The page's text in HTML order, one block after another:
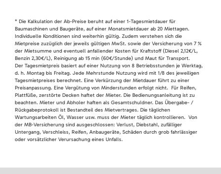
* Die Kalkulation der Ab-Preise beruht auf einer 1-Tagesmietdauer für
Baumaschinen und Baugeräte, auf einer Monatsmietdauer ab 20 Miettagen.
Individuelle Konditionen sind weiterhin gültig. Zudem verstehen sich die
Mietpreise zuzüglich der jeweils gültigen MwSt. sowie der Versicherung von 7 %
der Mietsumme und eventuell anfallender Kosten für Kraftstoff (Diesel 2,12€/L,
Benzin 2,30€/L), Reinigung ab 15 min (60€/Stunde) und Maut für Transport.
Der Tagesmietpreis basiert auf einer Nutzung von 8 Betriebsstunden je Werktag,
d. h. Montag bis Freitag. Jede Mehrstunde Nutzung wird mit 1/8 des jeweiligen
Tagesmietpreises berechnet. Eine Verkürzung der Mietdauer führt zu einer
Preisanpassung. Eine Vergütung von Minderstunden erfolgt nicht. Für Reifen,
Plattfüße, zerstörte Decken haftet der Mieter. Die Bedienungsanleitung ist zu
beachten. Mieter und Abholer haften als Gesamtschuldner. Das Übergabe- /
Rückgabeprotokoll ist Bestandteil des Mietvertrages. Die täglichen
Wartungsarbeiten Öl, Wasser usw. muss der Mieter täglich kontrollieren. Von
der MB-Versicherung sind ausgeschlossen: Verlust, Diebstahl, zufälliger
Untergang, Verschleiss, Reifen, Anbaugeräte, Schäden durch grob fahrlässiger
oder vorsätzlicher Verursachung eines Unfalls.